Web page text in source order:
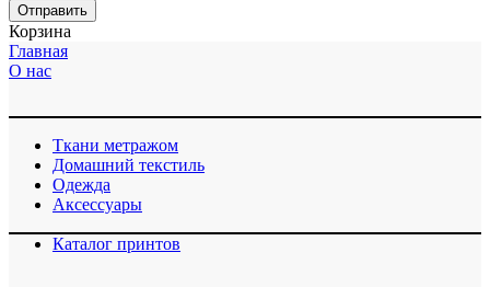
Отправить
Корзина
Главная
О нас
Ткани метражом
Домашний текстиль
Одежда
Аксессуары
Каталог принтов